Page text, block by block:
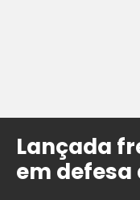
Lançada
em